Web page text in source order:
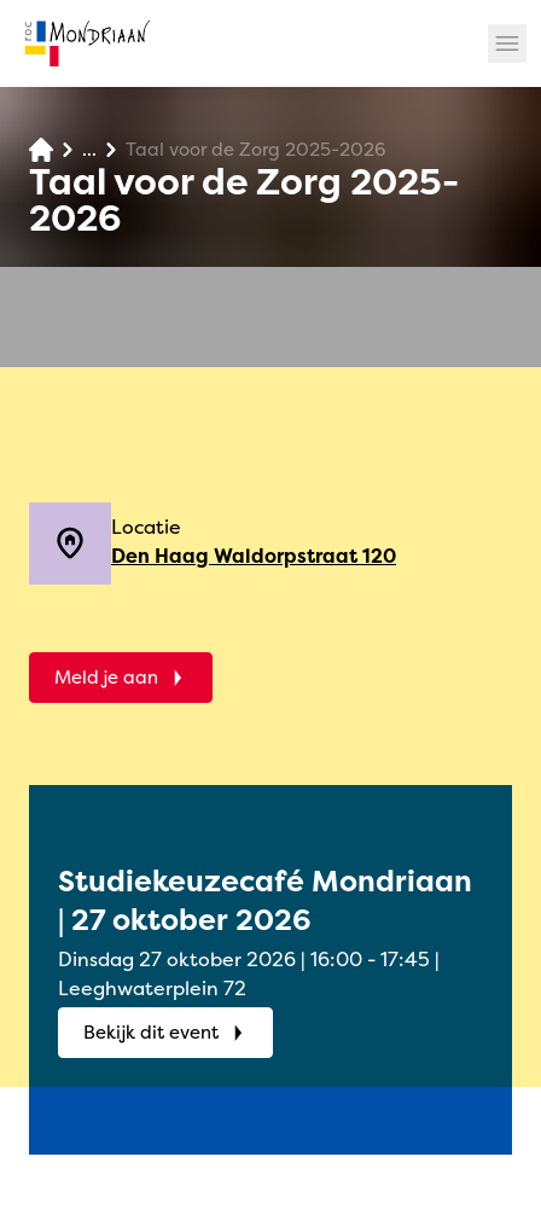
🎉 ... Taal voor de Zorg 2025-2026
Taal voor de Zorg 2025-
2026
Locatie
Den Haag Waldorpstraat 120
Meld je aan
Studiekeuzecafé Mondriaan
| 27 oktober 2026
Dinsdag 27 oktober 2026 | 16:00 - 17:45 |
Leeghwaterplein 72
Bekijk dit event